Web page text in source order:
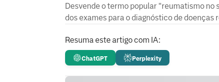
Desvende o termo popular "reumatismo
dos exames para o diagnóstico de doenças
Resuma este artigo com IA:
ChatGPT Perplexity